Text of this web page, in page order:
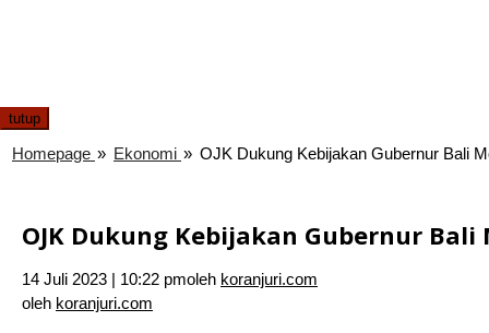
tutup
Homepage » Ekonomi » OJK Dukung Kebijakan Gubernur Bali
OJK Dukung Kebijakan Gubernur
14 Juli 2023 | 10:22 pmoleh koranjuri.com
oleh koranjuri.com